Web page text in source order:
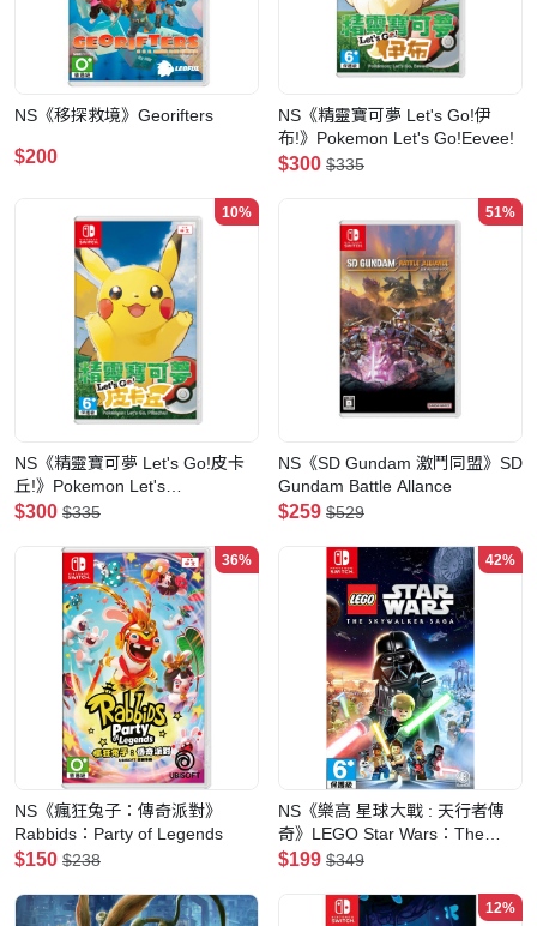
NS《移探救境》Georifters
$200
NS《精靈寶可夢 Let's Go!伊
布!》Pokemon Let's Go!Eevee!
$300 $335
10%
NS《精靈寶可夢 Let's Go!皮卡
丘!》Pokemon Let's
Go!Pikachu!
$300 $335
51%
NS《SD Gundam 激鬥同盟》SD
Gundam Battle Allance
$259 $529
36%
NS《瘋狂兔子：傳奇派對》
Rabbids：Party of Legends
$150 $238
42%
NS《樂高 星球大戰 : 天行者傳
奇》LEGO Star Wars：The
Skywalker Saga
$199 $349
12%